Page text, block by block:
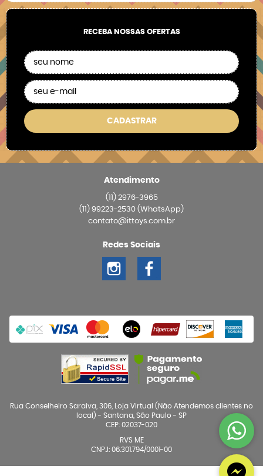
RECEBA NOSSAS OFERTAS
CADASTRAR
Atendimento
(11)2976-3965
(11) 99223-2530 (WhatsApp)
contato@ittoys.com.br
Redes Sociais
Rua Conselheiro Saraiva, 306, Loja Virtual (Não Atendemos clientes no
local) - Santana, São Paulo - SP
CEP: 02037-020
RVS ME
CNPJ: 06.301.794/0001-00